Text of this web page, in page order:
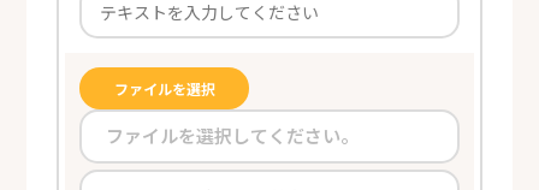
ファイルを選択
ファイルを選択してください。